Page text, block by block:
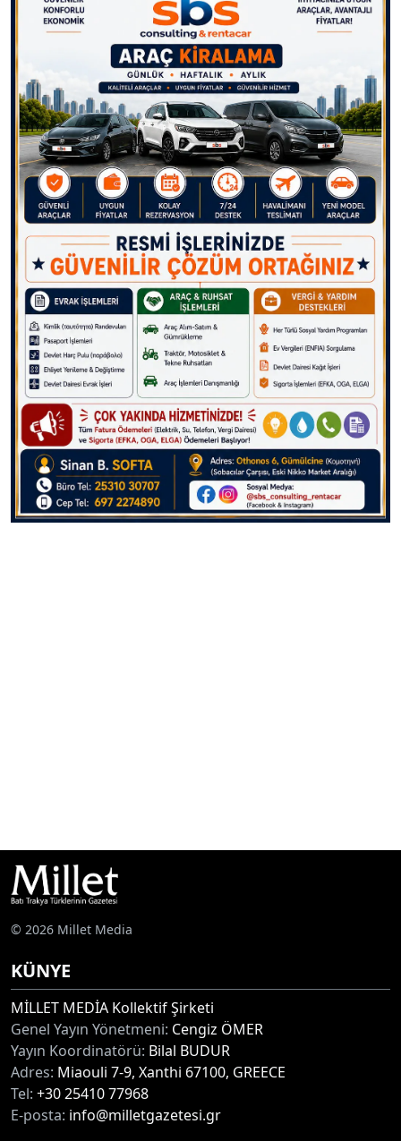
© 2026 Millet Media
KÜNYE
MİLLET MEDİA Kollektif Şirketi
Genel Yayın Yönetmeni: Cengiz ÖMER
Yayın Koordinatörü: Bilal BUDUR
Adres: Miaouli 7-9, Xanthi 67100, GREECE
Tel: +30 25410 77968
E-posta: info@milletgazetesi.gr